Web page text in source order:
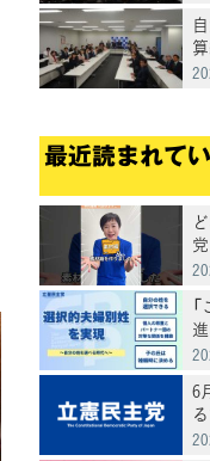
最近読まれて
6